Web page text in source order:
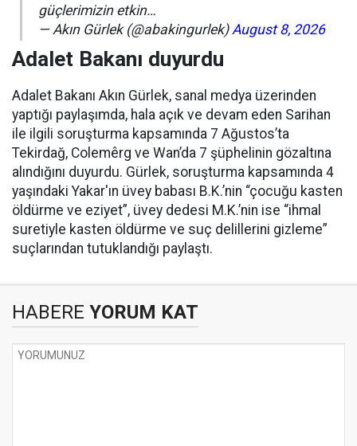
güçlerimizin etkin…
— Akın Gürlek (@abakingurlek)August 8, 2026
Adalet Bakanı duyurdu
Adalet Bakanı Akın Gürlek, sanal medya üzerinden
yaptığı paylaşımda, hala açık ve devam eden Sarihan
ile ilgili soruşturma kapsamında 7 Ağustos’ta
Tekirdağ, Colemêrg ve Wan’da 7 şüphelinin gözaltına
alındığını duyurdu. Gürlek, soruşturma kapsamında 4
yaşındaki Yakar'ın üvey babası B.K.’nin “çocuğu kasten
öldürme ve eziyet”, üvey dedesi M.K.’nin ise “ihmal
suretiyle kasten öldürme ve suç delillerini gizleme”
suçlarından tutuklandığı paylaştı.
HABERE YORUM KAT